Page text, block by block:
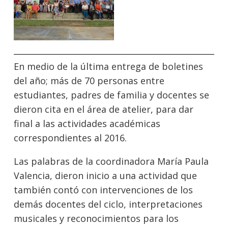
En medio de la última entrega de boletines
del año; más de 70 personas entre
estudiantes, padres de familia y docentes se
dieron cita en el área de atelier, para dar
final a las actividades académicas
correspondientes al 2016.
Las palabras de la coordinadora María Paula
Valencia, dieron inicio a una actividad que
también contó con intervenciones de los
demás docentes del ciclo, interpretaciones
musicales y reconocimientos para los